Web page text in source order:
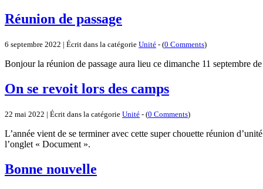
Réunion de passage
6 septembre 2022 | Écrit dans la catégorie Unité - (0 Comments)
Bonjour la réunion de passage aura lieu ce dimanche 11 septembre
On se revoit lors des camps
22 mai 2022 | Écrit dans la catégorie Unité - (0 Comments)
L’année vient de se terminer avec cette super chouette réunion
l’onglet « Document ».
Bonne nouvelle